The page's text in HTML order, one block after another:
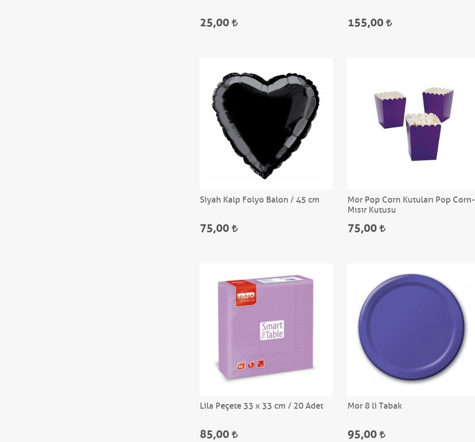
25,00 155,00
Siyah Kalp Folyo Balon / 45 cm
75,00
Mor Pop Corn Kutuları Pop Corn-
Mısır Kutusu
75,00
Lila Peçete 33 x 33 cm / 20 Adet
85,00
Mor 8 li Tabak
95,00